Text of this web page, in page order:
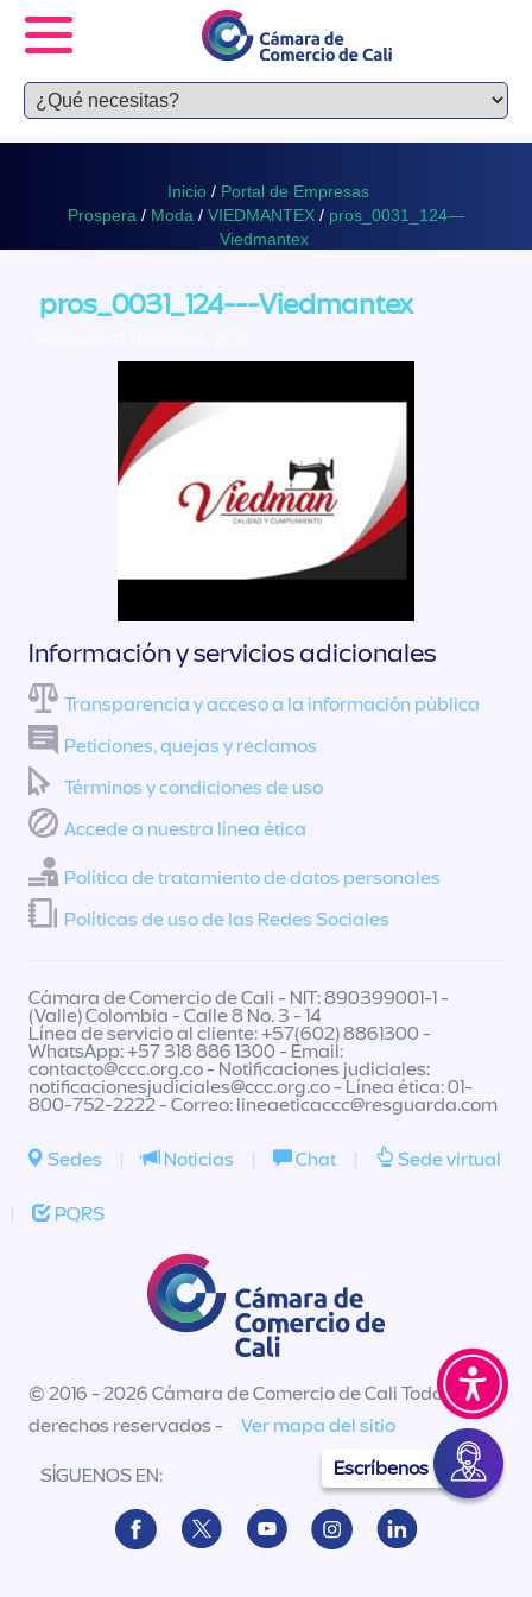
Inicio / Portal de Empresas
Prospera / Moda / VIEDMANTEX / pros_0031_124—
Viedmantex
pros_0031_124---Viedmantex
Escríbenos
Información y servicios adicionales
Transparencia y acceso a la información pública
Peticiones, quejas y reclamos
Términos y condiciones de uso
Accede a nuestra línea ética
Política de tratamiento de datos personales
Políticas de uso de las Redes Sociales
Cámara de Comercio de Cali - NIT: 890399001-1 -
(Valle) Colombia - Calle 8 No. 3 - 14
Línea de servicio al cliente: +57(602) 8861300 -
WhatsApp: +57 318 886 1300 - Email:
contacto@ccc.org.co- Notificaciones judiciales:
notificacionesjudiciales@ccc.org.co- Línea ética: 01-
800-752-2222 - Correo: lineaeticaccc@resguarda.com
Sedes | Noticias | Chat | Sede virtual
| PQRS
© 2016 - 2026 Cámara de Comercio de Cali Todos los
derechos reservados -
Ver mapa del sitio
SÍGUENOS EN: